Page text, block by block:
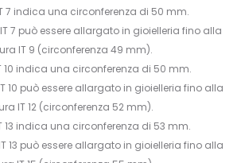
7 indica una circonferenza di 50 mm.
7 può essere allargato in gioielleria fino alla
IT 9 (circonferenza 49 mm).
10 indica una circonferenza di 50 mm.
10 può essere allargato in gioielleria fino alla
IT 12 (circonferenza 52 mm).
13 indica una circonferenza di 53 mm.
13 può essere allargato in gioielleria fino alla